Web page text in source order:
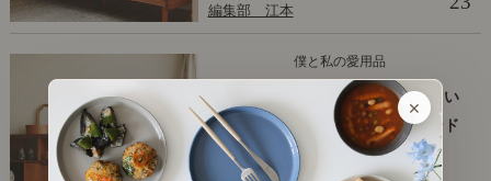
編集部 江本
僕と私の愛用品
【わたしの愛用品】素朴でやさしい
表情が魅力。ファブリックシェード
の照明「KAREN」
×